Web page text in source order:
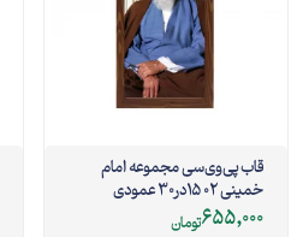
قاب پی‌وی‌سی مجموعه امام
خمینی 02 15در30 عمودی
655,000تومان